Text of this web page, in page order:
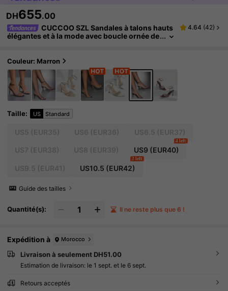
DH655.00
CUCCOO SZL Sandales à talons hauts
élégantes et à la mode avec boucle ornée de
4.64 (42)
Couleur: Marron
Taille: US Standard
US9(EUR40)
4 left
US10.5 (EUR42)
2 left
Guide des tailles
Quantité(s): Il ne reste plus que 6 !
Expédition à Morocco
Livraison à seulement DH51.00
Estimation de livraison: le 1 sept. et le 6 sept.
Retours acceptés